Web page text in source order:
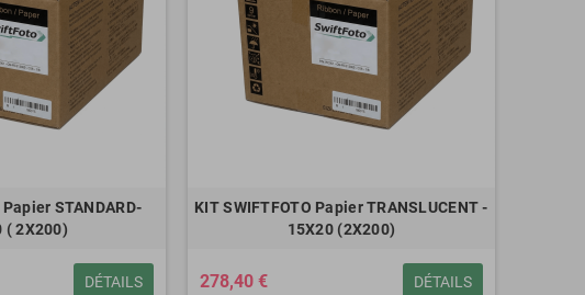
STANDARD-
( 2X200)
DÉTAILS
KIT SWIFTFOTO Papier TRANSLUCENT -
15X20 (2X200)
278,40 € DÉTAILS